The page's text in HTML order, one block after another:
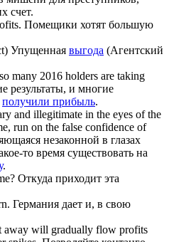
счет.
. Помещики хотят большую
Упущенная выгода (Агентский
many 2016 holders are taking
результаты, и многие
получили прибыль.
and illegitimate in the eyes of the
run on the false confidence of
незаконной в глазах
то время существовать на
.
Откуда приходит эта
Германия дает и, в свою
away will gradually flow profits